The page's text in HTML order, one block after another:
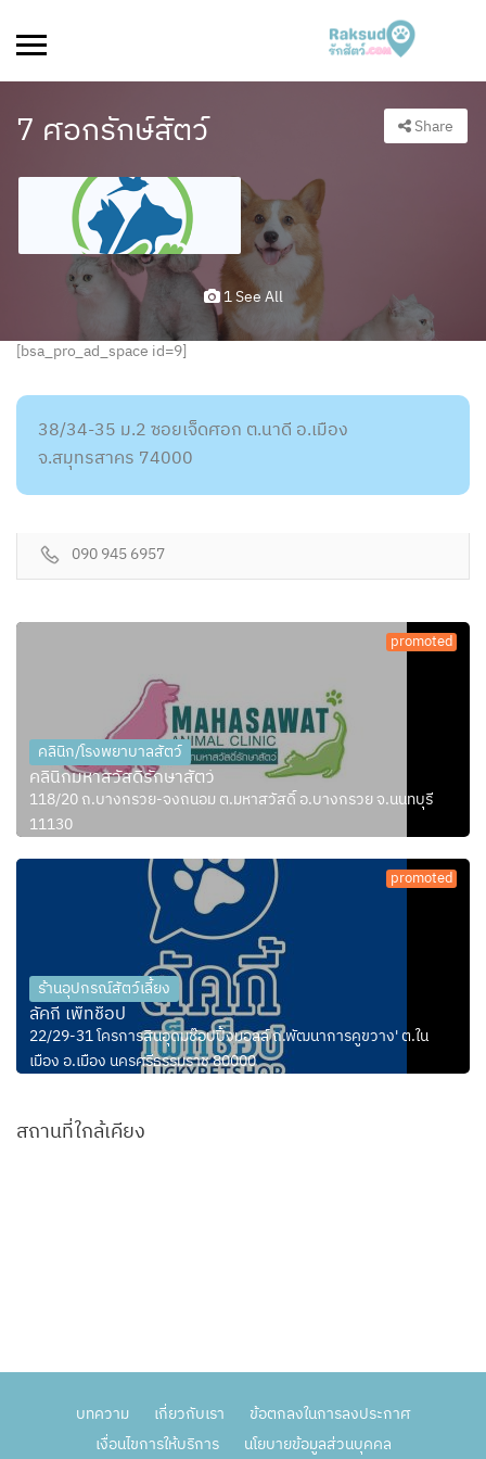
7 ศอกรักษ์สัตว์ Share
1 See All
[bsa_pro_ad_space id=9]
38/34-35 ม.2 ซอยเจ็ดศอก ต.นาดี อ.เมือง
จ.สมุทรสาคร 74000
090 945 6957
promoted
คลินิก/โรงพยาบาลสัตว์
คลินิกมหาสวัสดิ์รักษาสัตว์
118/20 ถ.บางกรวย-จงถนอม ต.มหาสวัสดิ์ อ.บางกรวย จ.นนทบุรี
11130
promoted
ร้านอุปกรณ์สัตว์เลี้ยง
ลัคกี้ เพ็ทช็อป
22/29-31 โครการสินอุดมช๊อปปิ้งมอลล์ ถ.พัฒนาการคูขวาง' ต.ใน
เมือง อ.เมือง นครศรีธรรมราช 80000
สถานที่ใกล้เคียง
บทความ เกี่ยวกับเรา
ข้อตกลงในการลงประกาศ
เงื่อนไขการให้บริการ
นโยบายข้อมูลส่วนบุคคล